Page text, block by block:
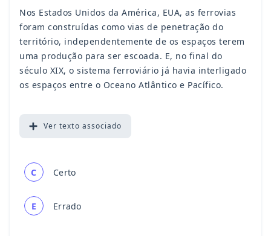
Nos Estados Unidos da América, EUA, as ferrovias
foram construídas como vias de penetração do
território, independentemente de os espaços terem
uma produção para ser escoada. E, no final do
século XIX, o sistema ferroviário já havia interligado
os espaços entre o Oceano Atlântico e Pacífico.
Ver texto associado
C Certo
E Errado